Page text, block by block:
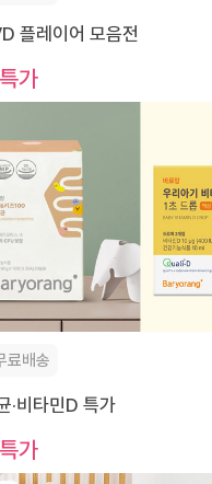
플레이어 모음전
가
료배송
·비타민D 특가
가